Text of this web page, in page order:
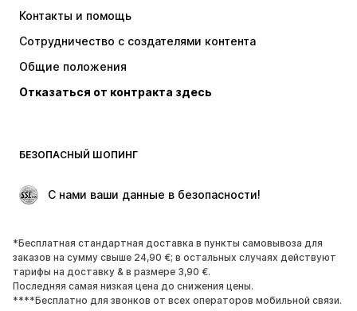
Куртки
Белье
Пальто
Юбки
Поводы
ЭКСКЛЮЗИВ
ОБУВЬ
НОВИНКИ
Модные тенденции
Кроссовки и кеды
Ботинки
Контакты и помощь
Сотрудничество с создателями контента
Общие положения
Отказаться от контракта здесь
БЕЗОПАСНЫЙ ШОПИНГ
С нами ваши данные в безопасности!
*Бесплатная стандартная доставка в пункты самовывоза для
заказов на сумму свыше 24,90 €; в остальных случаях действуют
тарифы на доставку & в размере 3,90 €.
Последняя самая низкая цена до снижения цены.
****Бесплатно для звонков от всех операторов мобильной связи.